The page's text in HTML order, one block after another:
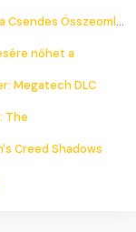
Összeomlása
nőhet a
Megatech DLC
The
Creed Shadows